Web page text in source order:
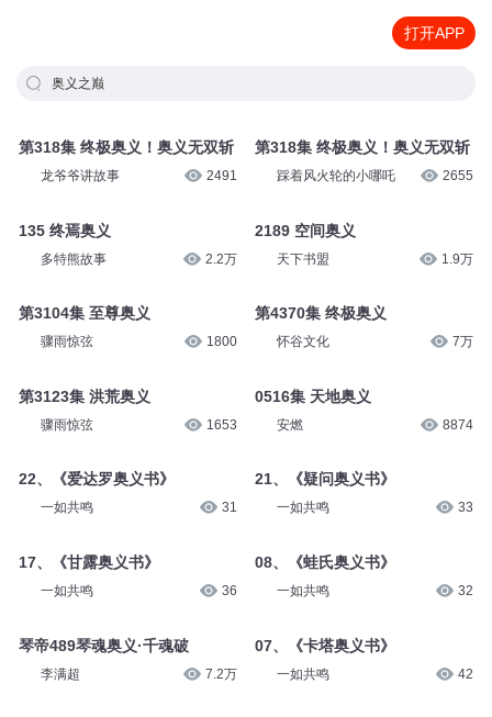
打开APP
奥义之巅
第318集 终极奥义！奥义无双斩
龙爷爷讲故事 2491
135 终焉奥义
多特熊故事 2.2万
第3104集 至尊奥义
骤雨惊弦 1800
第3123集 洪荒奥义
骤雨惊弦 1653
22、《爱达罗奥义书》
一如共鸣 31
17、《甘露奥义书》
一如共鸣 36
琴帝489琴魂奥义·千魂破
李满超 7.2万
第318集 终极奥义！奥义无双斩
踩着风火轮的小哪吒 2655
2189 空间奥义
天下书盟 1.9万
第4370集 终极奥义
怀谷文化 7万
0516集 天地奥义
安燃 8874
21、《疑问奥义书》
一如共鸣 33
08、《蛙氏奥义书》
一如共鸣 32
07、《卡塔奥义书》
一如共鸣 42